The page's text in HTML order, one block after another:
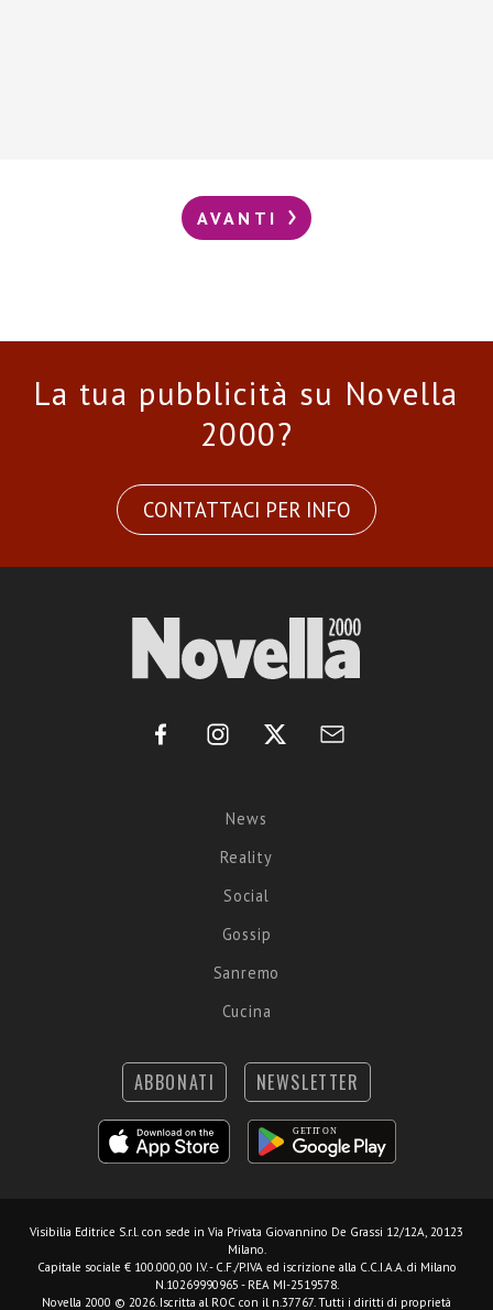
AVANTI
La tua pubblicità su Novella
2000?
CONTATTACI PER INFO
News
Reality
Social
Gossip
Sanremo
Cucina
ABBONATI NEWSLETTER
Visibilia Editrice S.r.l. con sede in Via Privata Giovannino De Grassi 12/12A, 20123
Milano.
Capitale sociale € 100.000,00 I.V. - C.F./P.IVA ed iscrizione alla C.C.I.A.A. di Milano
N.10269990965 - REA MI-2519578.
Novella 2000 © 2026. Iscritta al ROC con il n.37767. Tutti i diritti di proprietà